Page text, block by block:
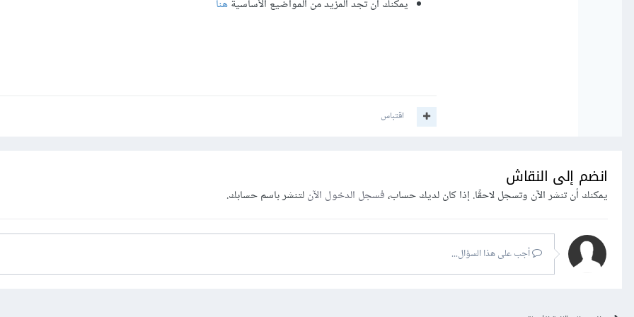
يمكنك أن تجد المزيد من المواضيع الأساسيةهنا
اقتباس
انضم إلى النقاش
يمكنك أن تنشر الآن وتسجل لاحقًا. إذا كان لديك حساب،فسجل الدخول الآنلتنشر باسم حسابك.
أجب على هذا السؤال...